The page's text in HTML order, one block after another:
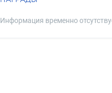
Информация временно